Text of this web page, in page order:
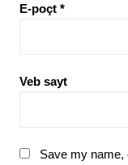
E-poçt *
Veb sayt
Save my name,